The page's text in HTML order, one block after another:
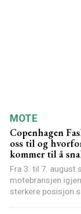
MOTE
Copenhagen
oss til og
kommer til å
Fra 3. til 7. august
motebransjen
sterkere posisjon